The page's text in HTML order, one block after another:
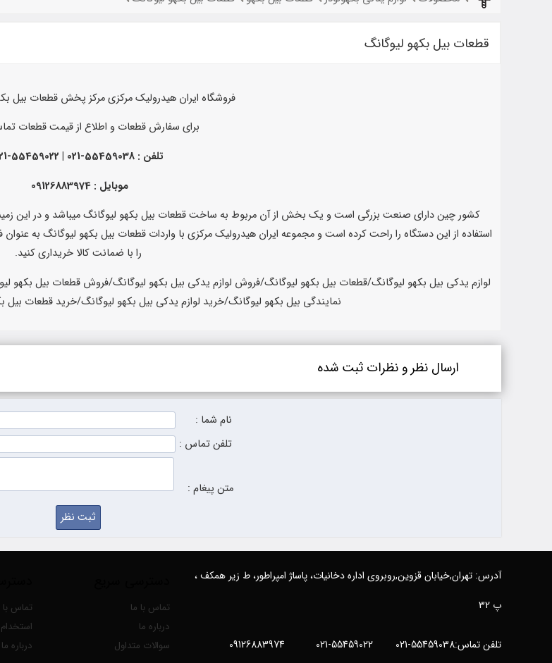
قطعات بیل بکهو لیوگانگ
فروشگاه ایران هیدرولیک مرکزی مرکز پخش قطعات بیل
برای سفارش قطعات و اطلاع از قیمت قطعات
تلفن :55459038-021 | 55459022-021
موبایل : 09126883974
کشور چین دارای صنعت بزرگی است و یک بخش از آن مربوط به ساخت قطعات بیل بکهو لیوگانگ میباشد و در این
استفاده از این دستگاه را راحت کرده است و مجموعه ایران هیدرولیک مرکزی با واردات قطعات بیل بکهو لیوگانگ به
را با ضمانت کالا خریداری کنید.
لوازم یدکی بیل بکهو لیوگانگ/قطعات بیل بکهو لیوگانگ/فروش لوازم یدکی بیل بکهو لیوگانگ/فروش قطعات بیل بکهو
نمایندگی بیل بکهو لیوگانگ/خرید لوازم یدکی بیل بکهو لیوگانگ/خرید قطعات بیل
ارسال نظر و نظرات ثبت شده
نام شما :
تلفن تماس :
متن پیغام :
آدرس: تهران,خیابان قزوین,روبروی اداره دخانیات، پاساژ امپراطور، ط زیر همکف ،
پ 32
تلفن تماس:55459038-021 55459022-021 09126883974
تماس با ما
درباره ما
سوالات متداول
تماس با
استخدام
درباره ما